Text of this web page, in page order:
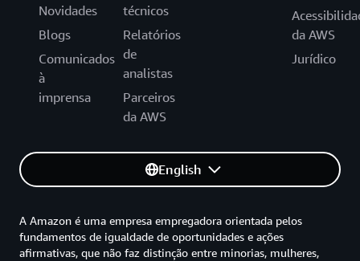
Novidades
Blogs
Comunicados
à
imprensa
técnicos
Relatórios
de
analistas
Parceiros
da AWS
da AWS
Jurídico
English
A Amazon é uma empresa empregadora orientada pelos
fundamentos de igualdade de oportunidades e ações
afirmativas, que não faz distinção entre minorias, mulheres,